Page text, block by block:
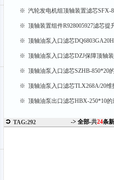
※ 汽轮发电机组顶轴装置滤芯SFX-
※ 顶轴装置组件R928005927滤芯提
※ 顶轴油泵入口滤芯
※ 顶轴油泵入口滤芯DZJ保障顶轴
※ 顶轴油泵入口滤芯SZHB-850*20
※ 顶轴油泵入口滤芯TLX268A/20维
※ 顶轴油泵出口滤芯HBX-250*10的
TAG:292 -> 全部-共24条